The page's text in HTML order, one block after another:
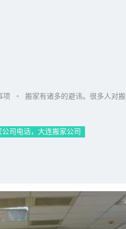
项 • 搬家有诸多的避讳。很多人对
司电话，大连搬家公司